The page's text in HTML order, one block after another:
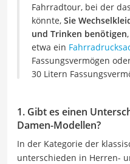
Fahrradtour, bei der
könnte, Sie
und Trinken benötigen
etwa ein
Fassungsvermögen
30 Litern
1. Gibt es einen
Damen-Modellen?
In der Kategorie der
unterschieden in Herren-